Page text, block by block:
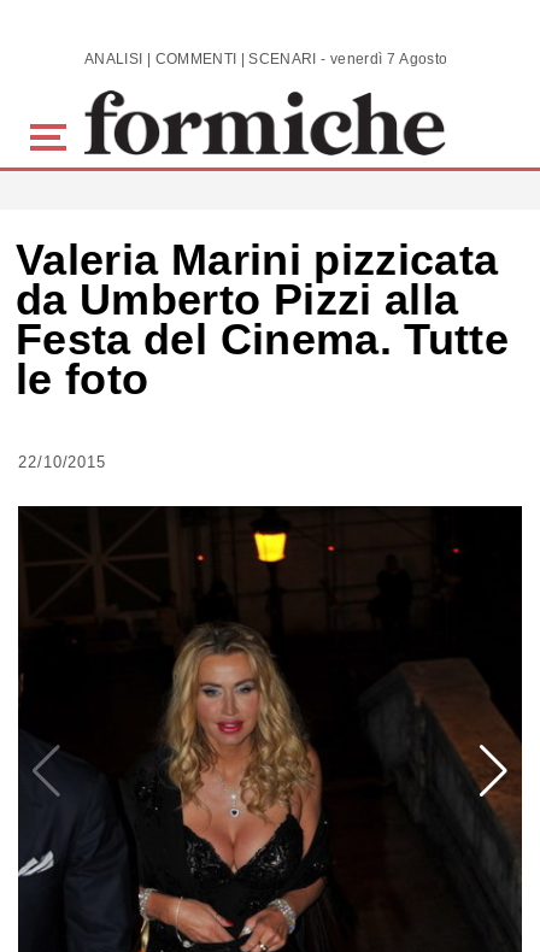
Skip to main content ANALISI | COMMENTI | SCENARI - venerdì 7 Agosto 2026
Valeria Marini pizzicata
da Umberto Pizzi alla
Festa del Cinema. Tutte
le foto
22/10/2015